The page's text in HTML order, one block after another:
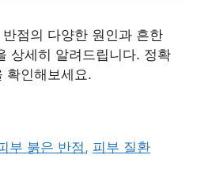
점의 다양한 원인과 흔한
상세히 알려드립니다. 정확
확인해보세요.
부 붉은 반점, 피부 질환